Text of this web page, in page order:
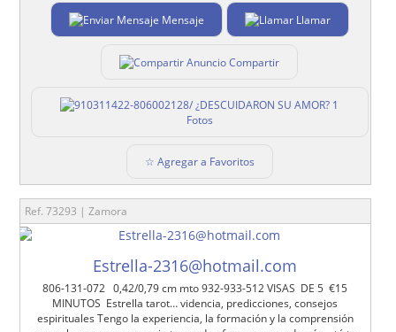
Mensaje Llamar
Compartir
1
Fotos
☆ Agregar a Favoritos
Ref. 73293 | Zamora
Estrella-2316@hotmail.com
806-131-072 0,42/0,79 cm mto 932-933-512 VISAS DE 5 €15
MINUTOS Estrella tarot… videncia, predicciones, consejos
espirituales Tengo la experiencia, la formación y la comprensión